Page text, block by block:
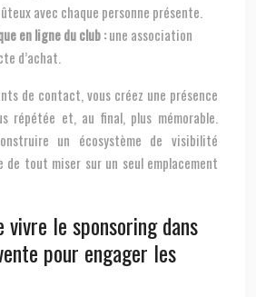
avec chaque personne présente.
en ligne du club :une association
d’achat.
de contact, vous créez une présence
répétée et, au final, plus mémorable.
un écosystème de visibilité
tout miser sur un seul emplacement
le sponsoring dans
pour engager les